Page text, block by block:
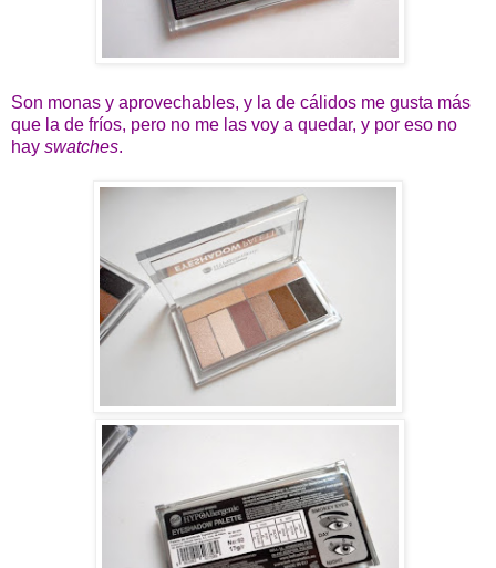
Son monas y aprovechables, y la de cálidos me gusta más
que la de fríos, pero no me las voy a quedar, y por eso no
hay swatches.